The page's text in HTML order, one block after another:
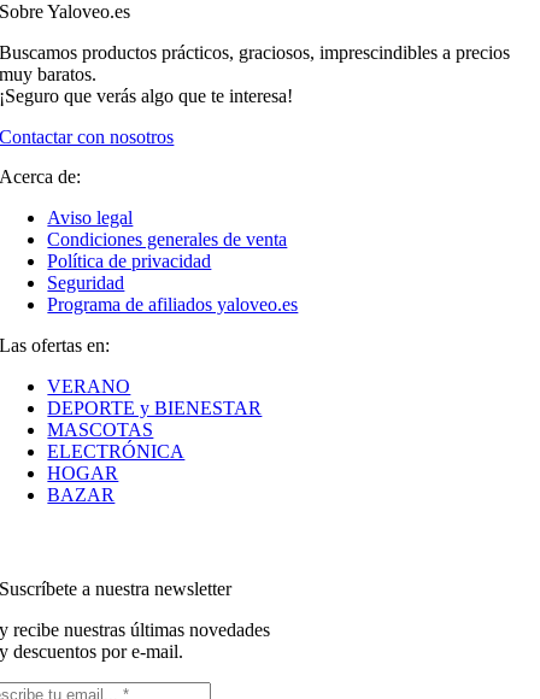
Sobre Yaloveo.es
Buscamos productos prácticos, graciosos, imprescindibles a precios
muy baratos.
¡Seguro que verás algo que te interesa!
Contactar con nosotros
Acerca de:
Aviso legal
Condiciones generales de venta
Política de privacidad
Seguridad
Programa de afiliados yaloveo.es
Las ofertas en:
VERANO
DEPORTE y BIENESTAR
MASCOTAS
ELECTRÓNICA
HOGAR
BAZAR
Suscríbete a nuestra newsletter
y recibe nuestras últimas novedades
y descuentos por e-mail.